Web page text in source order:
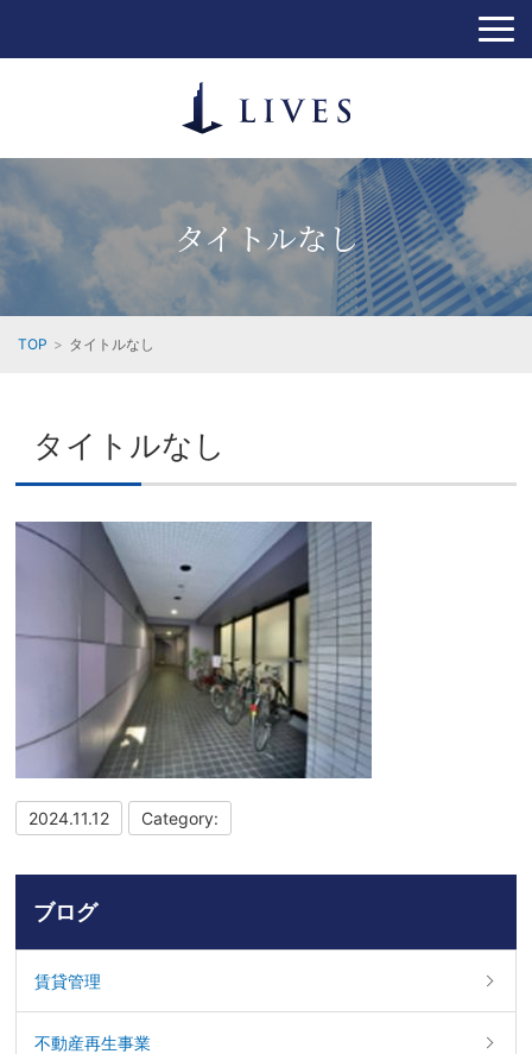
タイトルなし
TOP タイトルなし
タイトルなし
2024.11.12 Category:
ブログ
賃貸管理
不動産再生事業